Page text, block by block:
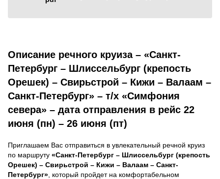
Описание речного круиза – «Санкт-
Петербург – Шлиссельбург (крепость
Орешек) – Свирьстрой – Кижи – Валаам –
Санкт-Петербург» – т/х «Симфония
севера» – дата отправления в рейс 22
июня (пн) – 26 июня (пт)
Приглашаем Вас отправиться в увлекательный речной круиз
по маршруту «Санкт-Петербург – Шлиссельбург (крепость
Орешек) – Свирьстрой – Кижи – Валаам – Санкт-
Петербург» , который пройдет на комфортабельном